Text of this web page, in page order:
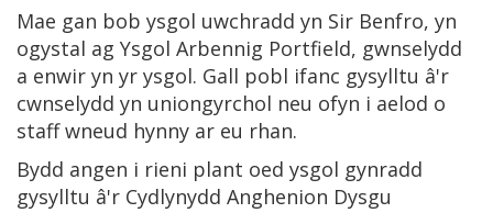
Mae gan bob ysgol uwchradd yn Sir Benfro, yn
ogystal ag Ysgol Arbennig Portfield, gwnselydd
a enwir yn yr ysgol. Gall pobl ifanc gysylltu â'r
cwnselydd yn uniongyrchol neu ofyn i aelod o
staff wneud hynny ar eu rhan.
Bydd angen i rieni plant oed ysgol gynradd
gysylltu â'r Cydlynydd Anghenion Dysgu